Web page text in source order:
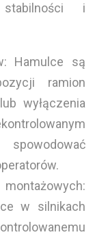
i
Hamulce są
ramion
wyłączenia
w silnikach